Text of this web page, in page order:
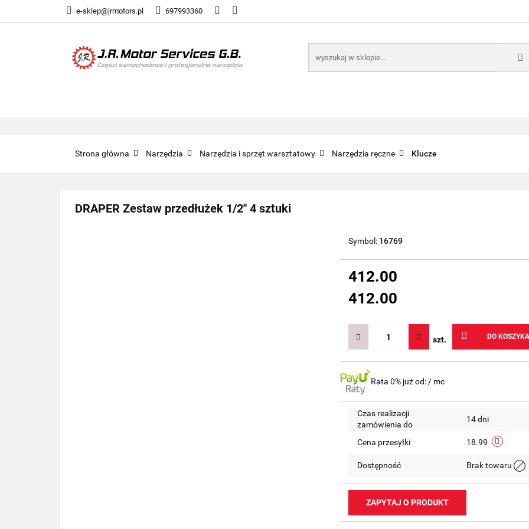
e-sklep@jrmotors.pl 697993360
UKŁADY PALIWOWE
KOMPONENTY ELEKTRONICZNE B2B
Strona główna Narzędzia Narzędzia i sprzęt warsztatowy Narzędzia ręczne Klucze
DRAPER Zestaw przedłużek 1/2'' 4 sztuki
Symbol: 16769
412.00
412.00
szt. DO KOSZYKA
Rata 0% już od: / mc
Czas realizacji
zamówienia do
14 dni
Cena przesyłki 18.99
Dostępność Brak towaru
ZAPYTAJ O PRODUKT